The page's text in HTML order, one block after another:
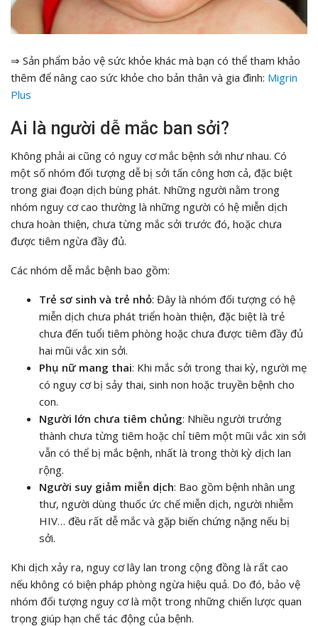
⇒ Sản phẩm bảo vệ sức khỏe khác mà bạn có thể tham khảo
thêm để nâng cao sức khỏe cho bản thân và gia đình: Migrin
Plus
Ai là người dễ mắc ban sởi?
Không phải ai cũng có nguy cơ mắc bệnh sởi như nhau. Có
một số nhóm đối tượng dễ bị sởi tấn công hơn cả, đặc biệt
trong giai đoạn dịch bùng phát. Những người nằm trong
nhóm nguy cơ cao thường là những người có hệ miễn dịch
chưa hoàn thiện, chưa từng mắc sởi trước đó, hoặc chưa
được tiêm ngừa đầy đủ.
Các nhóm dễ mắc bệnh bao gồm:
Trẻ sơ sinh và trẻ nhỏ: Đây là nhóm đối tượng có hệ
miễn dịch chưa phát triển hoàn thiện, đặc biệt là trẻ
chưa đến tuổi tiêm phòng hoặc chưa được tiêm đầy đủ
hai mũi vắc xin sởi.
Phụ nữ mang thai: Khi mắc sởi trong thai kỳ, người mẹ
có nguy cơ bị sảy thai, sinh non hoặc truyền bệnh cho
con.
Người lớn chưa tiêm chủng: Nhiều người trưởng
thành chưa từng tiêm hoặc chỉ tiêm một mũi vắc xin sởi
vẫn có thể bị mắc bệnh, nhất là trong thời kỳ dịch lan
rộng.
Người suy giảm miễn dịch: Bao gồm bệnh nhân ung
thư, người dùng thuốc ức chế miễn dịch, người nhiễm
HIV… đều rất dễ mắc và gặp biến chứng nặng nếu bị
sởi.
Khi dịch xảy ra, nguy cơ lây lan trong cộng đồng là rất cao
nếu không có biện pháp phòng ngừa hiệu quả. Do đó, bảo vệ
nhóm đối tượng nguy cơ là một trong những chiến lược quan
trọng giúp hạn chế tác động của bệnh.